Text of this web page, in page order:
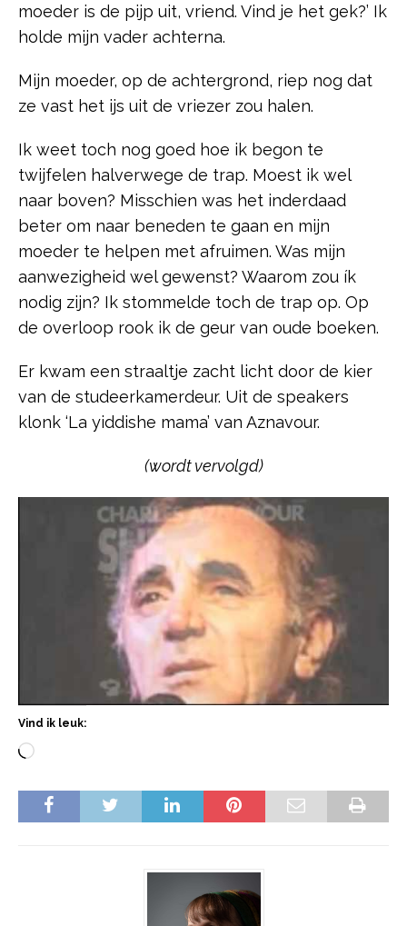
moeder is de pijp uit, vriend. Vind je het gek?’ Ik
holde mijn vader achterna.
Mijn moeder, op de achtergrond, riep nog dat
ze vast het ijs uit de vriezer zou halen.
Ik weet toch nog goed hoe ik begon te
twijfelen halverwege de trap. Moest ik wel
naar boven? Misschien was het inderdaad
beter om naar beneden te gaan en mijn
moeder te helpen met afruimen. Was mijn
aanwezigheid wel gewenst? Waarom zou ík
nodig zijn? Ik stommelde toch de trap op. Op
de overloop rook ik de geur van oude boeken.
Er kwam een straaltje zacht licht door de kier
van de studeerkamerdeur. Uit de speakers
klonk ‘La yiddishe mama’ van Aznavour.
(wordt vervolgd)
Vind ik leuk: